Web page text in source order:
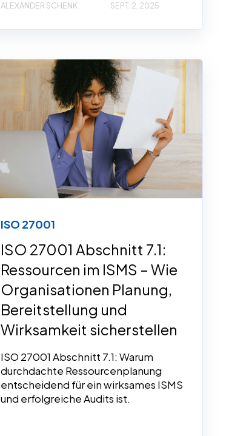
ALEXANDER SCHENK SEPT. 2, 2025
ISO 27001
ISO 27001 Abschnitt 7.1:
Ressourcen im ISMS – Wie
Organisationen Planung,
Bereitstellung und
Wirksamkeit sicherstellen
ISO 27001 Abschnitt 7.1: Warum
durchdachte Ressourcenplanung
entscheidend für ein wirksames ISMS
und erfolgreiche Audits ist.